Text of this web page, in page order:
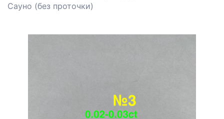
Сауно (без проточки)